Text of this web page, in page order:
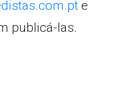
e
publicá-las.